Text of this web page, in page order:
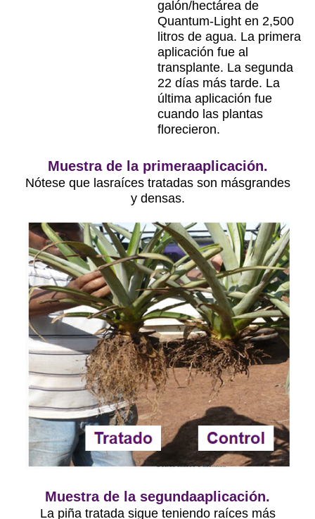
galón/hectárea de
Quantum-Light en 2,500
litros de agua. La primera
aplicación fue al
transplante. La segunda
22 días más tarde. La
última aplicación fue
cuando las plantas
florecieron.
Muestra de la primeraaplicación.
Nótese que lasraíces tratadas son másgrandes
y densas.
Muestra de la segundaaplicación.
La piña tratada sigue teniendo raíces más